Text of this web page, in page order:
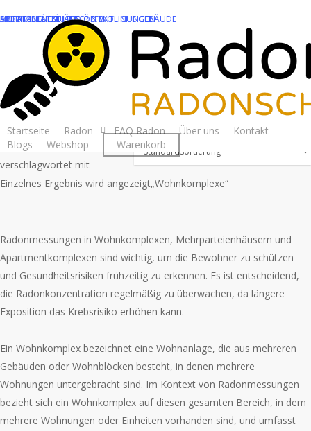
to
EINFAMILIENHÄUSER
MEHRFAMILIENHÄUSER & WOHNUNGEN
ARBEITSPLÄTZE UND ÖFFENTLICHE GEBÄUDE
Startseite Radon FAQ Radon Über uns
Kontakt
Blogs
Webshop Warenkorb
Wohnkomplexe
Einzelnes Ergebnis wird angezeigt
Startseite
Produkte
verschlagwortet mit
„Wohnkomplexe“
Radonmessungen in Wohnkomplexen, Mehrparteienhäusern und
Apartmentkomplexen sind wichtig, um die Bewohner zu schützen
und Gesundheitsrisiken frühzeitig zu erkennen. Es ist entscheidend,
die Radonkonzentration regelmäßig zu überwachen, da längere
Exposition das Krebsrisiko erhöhen kann.
Ein Wohnkomplex bezeichnet eine Wohnanlage, die aus mehreren
Gebäuden oder Wohnblöcken besteht, in denen mehrere
Wohnungen untergebracht sind. Im Kontext von Radonmessungen
bezieht sich ein Wohnkomplex auf diesen gesamten Bereich, in dem
mehrere Wohnungen oder Einheiten vorhanden sind, und umfasst